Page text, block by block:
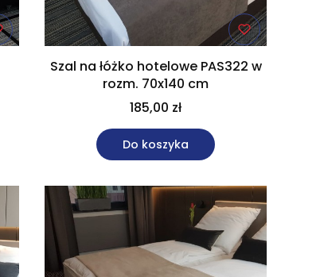
Szal na łóżko hotelowe PAS322 w
rozm. 70x140 cm
185,00 zł
Do koszyka